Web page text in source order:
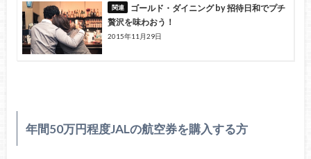
ゴールド・ダイニング by 招待日和でプチ
贅沢を味わおう！
2015年11月29日
年間50万円程度JALの航空券を購入する方